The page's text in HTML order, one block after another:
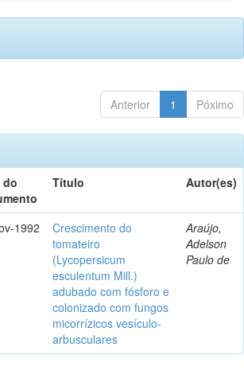
Anterior 1 Póximo
do
Título Autor(es)
1992
Crescimento do
tomateiro
(Lycopersicum
esculentum Mill.)
adubado com fósforo e
colonizado com fungos
micorrízicos vesículo-
arbusculares
Araújo,
Adelson
Paulo de